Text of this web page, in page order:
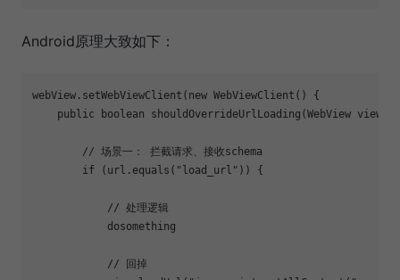
Android原理大致如下：
webView.setWebViewClient(new WebViewClient () {
public boolean shouldOverrideUrlLoading(WebView view,
        // 场景一： 拦截请求、接收schema
if (url.equals( "load_url" )) {
            // 处理逻辑
            dosomething
            // 回掉